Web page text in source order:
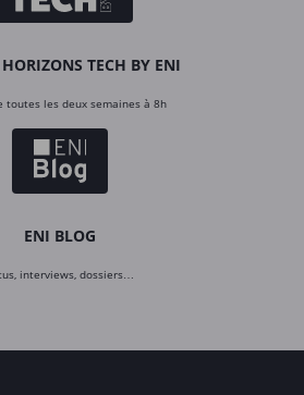
TECH BY ENI
toutes les deux semaines à 8h
ENI BLOG
interviews, dossiers…